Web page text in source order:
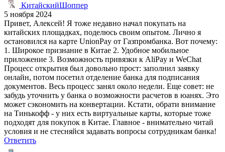
КитайскийШоппер
5 ноября 2024
Привет, Алексей! Я тоже недавно начал покупать на
китайских площадках, поделюсь своим опытом. Лично я
остановился на карте UnionPay от Газпромбанка. Вот почему:
1. Широкое признание в Китае 2. Удобное мобильное
приложение 3. Возможность привязки к AliPay и WeChat
Процесс открытия был довольно прост: заполнил заявку
онлайн, потом посетил отделение банка для подписания
документов. Весь процесс занял около недели. Еще совет: не
забудь уточнить у банка о возможности расчетов в юанях. Это
может сэкономить на конвертации. Кстати, обрати внимание
на Тинькофф - у них есть виртуальные карты, которые тоже
подходят для покупок в Китае. Главное - внимательно читай
условия и не стесняйся задавать вопросы сотрудникам банка!
Ответить